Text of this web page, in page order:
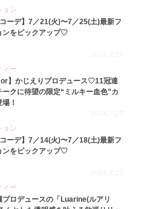
ョン
コーデ】7／21(火)〜7／25(土)最新フ
ンをピックアップ♡
2026.7.29
ィー
】かじえりプロデュース♡11冠達
ークに待望の限定“ミルキー血色”カ
！
2026.7.27
ョン
コーデ】7／14(火)〜7／18(土)最新フ
ンをピックアップ♡
2026.7.23
ィー
プロデュースの「Luarine(ルアリ